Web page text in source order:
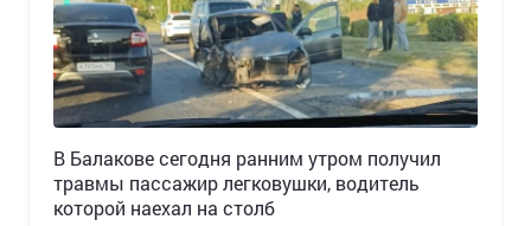
В Балакове сегодня ранним утром получил
травмы пассажир легковушки, водитель
которой наехал на столб